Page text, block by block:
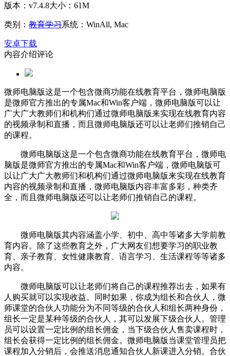
版本：v7.4.8大小：61M
类别： 教育学习系统：WinAll, Mac
安卓下载
内容介绍评论
微师电脑版这是一个包含微商功能在线教育平台，微师电脑版
是微师官方推出的专属Mac和Win客户端，微师电脑版可以让
广大广大教师们和机构们通过微师电脑版来实现在线教育内容
的视频录制和直播，而且微师电脑版还可以让老师们推销自己
的课程。
微师电脑版这是一个包含微商功能在线教育平台，微师电
脑版是微师官方推出的专属Mac和Win客户端，微师电脑版可
以让广大广大教师们和机构们通过微师电脑版来实现在线教育
内容的视频录制和直播，微师电脑版内容丰富多彩，种类齐
全，而且微师电脑版还可以让老师们推销自己的课程。
微师电脑版其内容涵盖小学、初中、高中等诸多大学前教
育内容。除了这些教育之外，广大网友们想要学习的职业教
育、亲子教育、女性健康教育、语言学习、生活课程等等诸多
内容。
微师电脑版可以让老师们将自己的课程推荐出去，如果有
人购买就可以实现收益。同时如果，你成为组长和合伙人，微
师课堂的合伙人功能分为不同等级的合伙人和组长两种身份，
组长一定是某种等级的合伙人，其可以发展下级合伙人。管理
员可以设置一定比例的组长佣金，当下级合伙人售卖课程时，
组长会获得一定比例的组长佣金。微师电脑版当课堂管理员把
课程加入分销后，会推送消息通知合伙人新课进入分销。合伙